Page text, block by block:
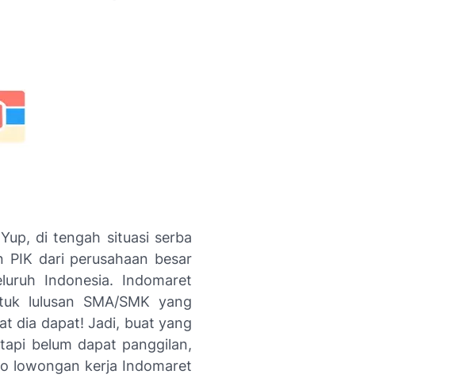
di tengah situasi serba
dari perusahaan besar
Indonesia. Indomaret
lulusan SMA/SMK yang
dia dapat! Jadi, buat yang
belum dapat panggilan,
lowongan kerja Indomaret